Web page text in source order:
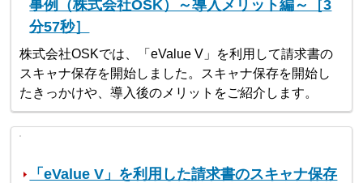
事例（株式会社OSK）～導入メリット編～［3
分57秒］
株式会社OSKでは、「eValue V」を利用して請求書の
スキャナ保存を開始しました。スキャナ保存を開始し
たきっかけや、導入後のメリットをご紹介します。
「eValue V」を利用した請求書のスキャナ保存